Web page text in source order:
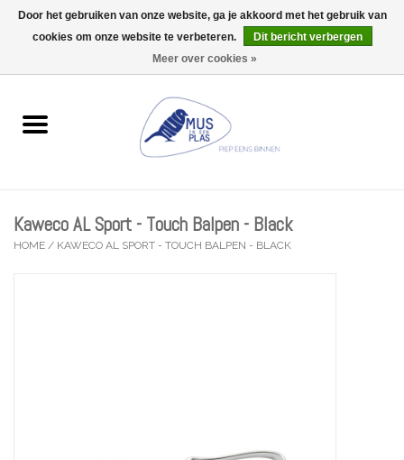
0 Artikelen - €0,00
Wenskaarten
Lifestyle
Kaweco AL Sport - Touch Balpen - Black
HOME / KAWECO AL SPORT - TOUCH BALPEN - BLACK
Door het gebruiken van onze website, ga je akkoord met het gebruik van
cookies om onze website te verbeteren.
Dit bericht verbergen
Meer over cookies »
Wij zijn uitzonderlijk gesloten op Do 13/08